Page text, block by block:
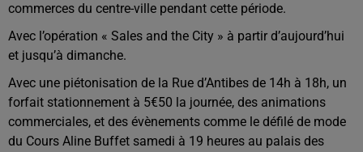
commerces du centre-ville pendant cette période.
Avec l’opération « Sales and the City » à partir d’aujourd’hui
et jusqu’à dimanche.
Avec une piétonisation de la Rue d’Antibes de 14h à 18h, un
forfait stationnement à 5€50 la journée, des animations
commerciales, et des évènements comme le défilé de mode
du Cours Aline Buffet samedi à 19 heures au palais des